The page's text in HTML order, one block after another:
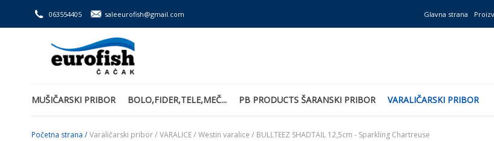
063554405 saleeurofish@gmail.com Glavna strana
MUŠIČARSKI PRIBOR BOLO,FIDER,TELE,MEČ... PB PRODUCTS ŠARANSKI PRIBOR VARALIČARSKI PRIBOR
Početna strana / Varaličarski pribor / VARALICE / Westin varalice / BULLTEEZ SHADTAIL 12,5cm - Sparkling Chartreuse